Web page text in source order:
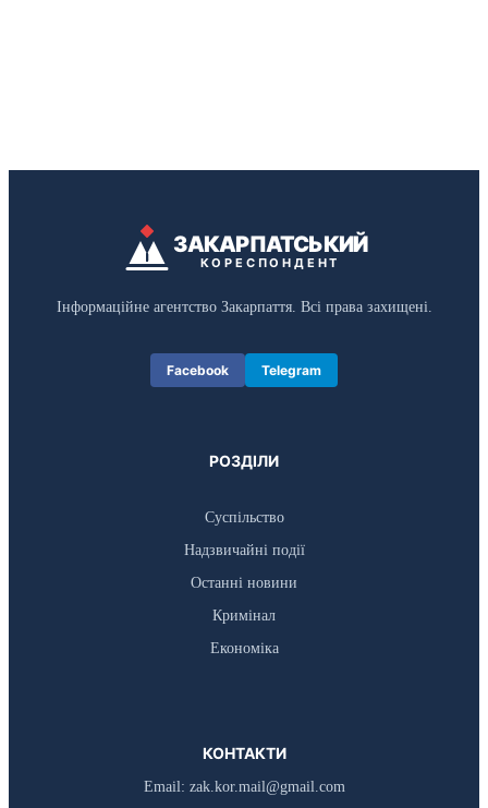
ЗАКАРПАТСЬКИЙ
КОРЕСПОНДЕНТ
Інформаційне агентство Закарпаття. Всі права захищені.
Facebook Telegram
РОЗДІЛИ
Суспільство
Надзвичайні події
Останні новини
Кримінал
Економіка
КОНТАКТИ
Email: zak.kor.mail@gmail.com